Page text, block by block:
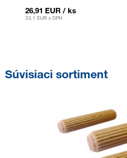
26,91 EUR / ks
33,1 EUR s DPH
Súvisiaci sortiment